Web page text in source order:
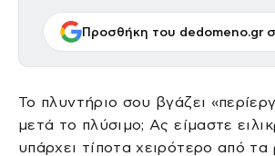
Προσθήκη του dedomeno.gr
Το πλυντήριο σου βγάζει
μετά το πλύσιμο; Ας είμαστε
υπάρχει τίποτα χειρότερο από